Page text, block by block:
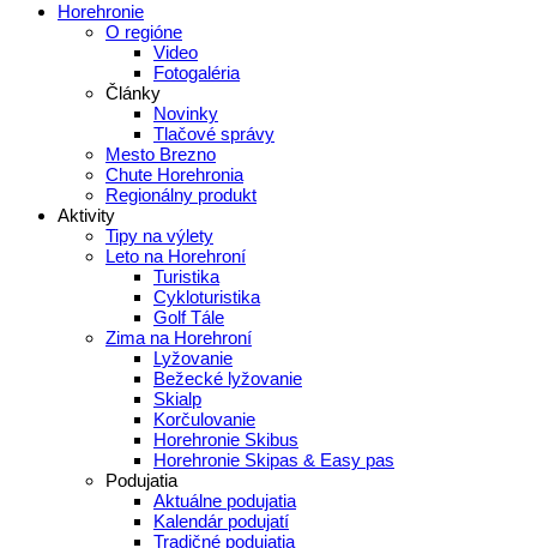
Horehronie
O regióne
Video
Fotogaléria
Články
Novinky
Tlačové správy
Mesto Brezno
Chute Horehronia
Regionálny produkt
Aktivity
Tipy na výlety
Leto na Horehroní
Turistika
Cykloturistika
Golf Tále
Zima na Horehroní
Lyžovanie
Bežecké lyžovanie
Skialp
Korčulovanie
Horehronie Skibus
Horehronie Skipas & Easy pas
Podujatia
Aktuálne podujatia
Kalendár podujatí
Tradičné podujatia